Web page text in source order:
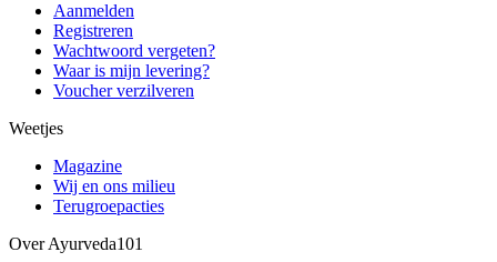
Aanmelden
Registreren
Wachtwoord vergeten?
Waar is mijn levering?
Voucher verzilveren
Weetjes
Magazine
Wij en ons milieu
Terugroepacties
Over Ayurveda101